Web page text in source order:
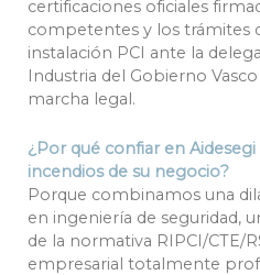
certificaciones oficiales
competentes y los trámites
instalación PCI ante la
Industria del Gobierno
marcha legal.
¿Por qué confiar en
incendios de su negocio?
Porque combinamos una
en ingeniería de seguridad,
de la normativa RIPCI/CTE/
empresarial totalmente